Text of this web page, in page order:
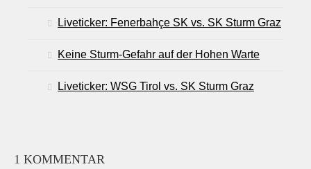
Liveticker: Fenerbahçe SK vs. SK Sturm Graz
Keine Sturm-Gefahr auf der Hohen Warte
Liveticker: WSG Tirol vs. SK Sturm Graz
1 KOMMENTAR